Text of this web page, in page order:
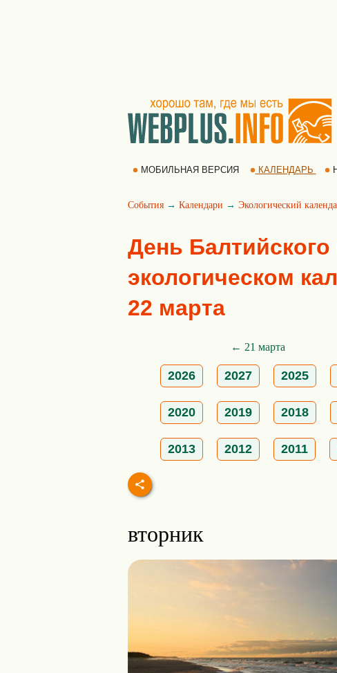
МОБИЛЬНАЯ ВЕРСИЯ КАЛЕНДАРЬ
События → Календари → Экологический
День
экологическом
22 марта
← 21 марта
2026 2027 2025
2020 2019 2018
2013 2012 2011
вторник